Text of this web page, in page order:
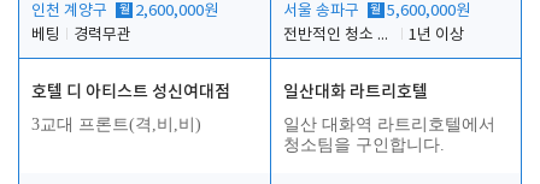
인천 계양구 월 2,600,000원
베팅
경력무관
서울 송파구 월 5,600,000원
전반적인 청소 업무(객실청소.객실정리)
1년 이상
호텔 디 아티스트 성신여대점
3교대 프론트(격,비,비)
일산대화 라트리호텔
일산 대화역 라트리호텔에서
청소팀을 구인합니다.